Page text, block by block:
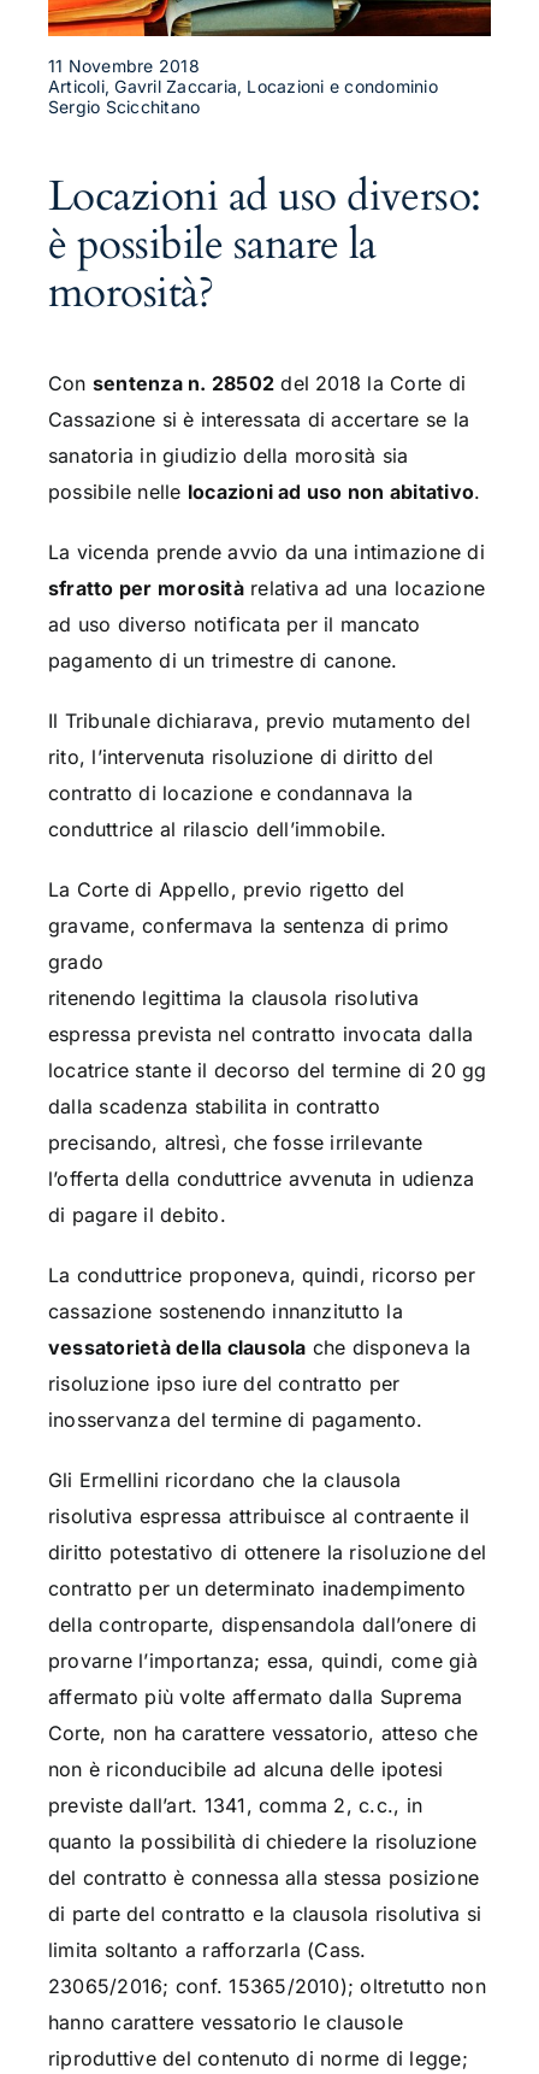
11 Novembre 2018
Articoli, Gavril Zaccaria, Locazioni e condominio
Sergio Scicchitano
Locazioni ad uso diverso:
è possibile sanare la
morosità?
Con sentenza n. 28502 del 2018 la Corte di
Cassazione si è interessata di accertare se la
sanatoria in giudizio della morosità sia
possibile nelle locazioni ad uso non abitativo.
La vicenda prende avvio da una intimazione di
sfratto per morositàrelativa ad una locazione
ad uso diverso notificata per il mancato
pagamento di un trimestre di canone.
Il Tribunale dichiarava, previo mutamento del
rito, l’intervenuta risoluzione di diritto del
contratto di locazione e condannava la
conduttrice al rilascio dell’immobile.
La Corte di Appello, previo rigetto del
gravame, confermava la sentenza di primo
grado
ritenendo legittima la clausola risolutiva
espressa prevista nel contratto invocata dalla
locatrice stante il decorso del termine di 20 gg
dalla scadenza stabilita in contratto
precisando, altresì, che fosse irrilevante
l’offerta della conduttrice avvenuta in udienza
di pagare il debito.
La conduttrice proponeva, quindi, ricorso per
cassazione sostenendo innanzitutto la
vessatorietà della clausola che disponeva la
risoluzione ipso iure del contratto per
inosservanza del termine di pagamento.
Gli Ermellini ricordano che la clausola
risolutiva espressa attribuisce al contraente il
diritto potestativo di ottenere la risoluzione del
contratto per un determinato inadempimento
della controparte, dispensandola dall’onere di
provarne l’importanza; essa, quindi, come già
affermato più volte affermato dalla Suprema
Corte, non ha carattere vessatorio, atteso che
non è riconducibile ad alcuna delle ipotesi
previste dall’art. 1341, comma 2, c.c., in
quanto la possibilità di chiedere la risoluzione
del contratto è connessa alla stessa posizione
di parte del contratto e la clausola risolutiva si
limita soltanto a rafforzarla (Cass.
23065/2016; conf. 15365/2010); oltretutto non
hanno carattere vessatorio le clausole
riproduttive del contenuto di norme di legge;